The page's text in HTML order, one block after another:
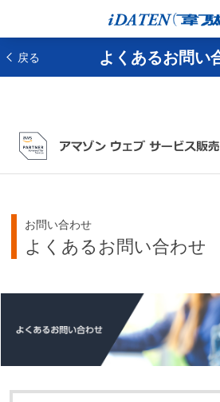
戻る よくあるお問い
お問い合わせ
よくあるお問い合わせ